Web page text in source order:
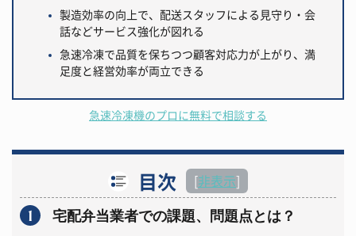
製造効率の向上で、配送スタッフによる見守り・会
話などサービス強化が図れる
急速冷凍で品質を保ちつつ顧客対応力が上がり、満
足度と経営効率が両立できる
急速冷凍機のプロに無料で相談する
目次 [非表示]
1 宅配弁当業者での課題、問題点とは？